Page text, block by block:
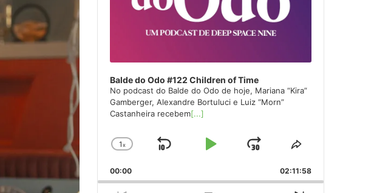
Balde do Odo #122 Children of Time
No podcast do Balde do Odo de hoje, Mariana “Kira”
Gamberger, Alexandre Bortuluci e Luiz “Morn”
Castanheira recebem[...]
Change
Rate
1x
Skip
Play
Jump
Forward
Share
Episode
00:00 02:11:58